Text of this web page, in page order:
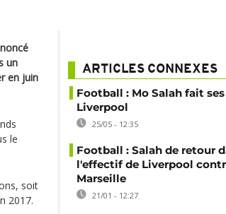
un
en juin
le
soit
2017.
ARTICLES CONNEXES
Football : Mo Salah fait
Liverpool
25/05 - 12:35
Football : Salah de retour
l'effectif de Liverpool
Marseille
21/01 - 12:27